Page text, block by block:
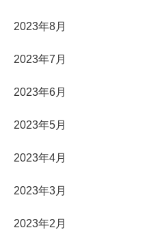
2023年8月
2023年7月
2023年6月
2023年5月
2023年4月
2023年3月
2023年2月